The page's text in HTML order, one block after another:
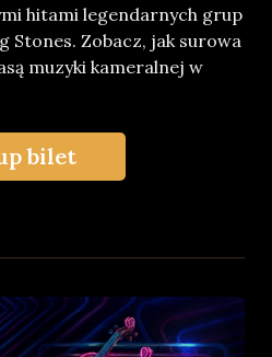
hitami legendarnych grup
Stones. Zobacz, jak surowa
muzyki kameralnej w
bilet